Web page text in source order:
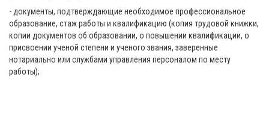
- документы, подтверждающие необходимое профессиональное
образование, стаж работы и квалификацию (копия трудовой книжки,
копии документов об образовании, о повышении квалификации, о
присвоении ученой степени и ученого звания, заверенные
нотариально или службами управления персоналом по месту
работы);